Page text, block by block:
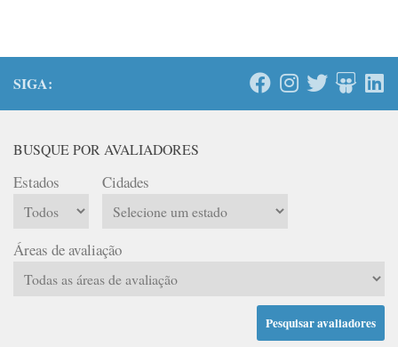
SIGA:
BUSQUE POR AVALIADORES
Estados Cidades
Áreas de avaliação